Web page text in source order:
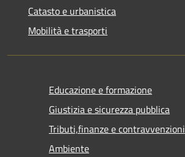
Catasto e urbanistica
Mobilità e trasporti
Educazione e formazione
Giustizia e sicurezza pubblica
Tributi,finanze e contravvenzioni
Ambiente